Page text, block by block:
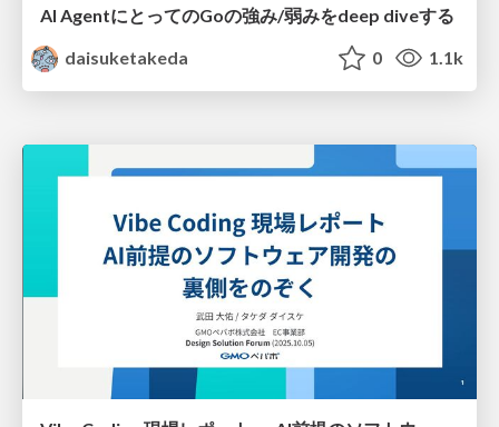
AI AgentにとってのGoの強み/弱みをdeep diveする
daisuketakeda
0 1.1k